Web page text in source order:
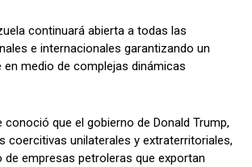
continuará abierta a todas las
e internacionales garantizando un
medio de complejas dinámicas
conoció que el gobierno de Donald Trump,
coercitivas unilaterales y extraterritoriales,
empresas petroleras que exportan